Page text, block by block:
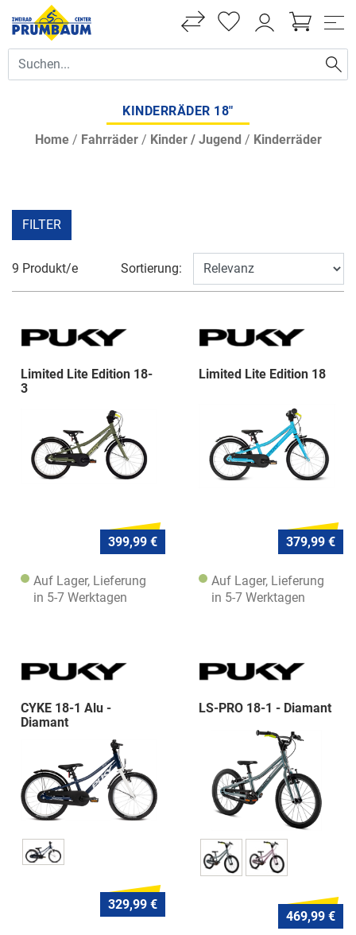
KINDERRÄDER 18"
Home/ Fahrräder/ Kinder / Jugend / Kinderräder
FILTER
9 Produkt/e Sortierung:
Limited Lite Edition 18-
3
399,99 €
Auf Lager, Lieferung
in 5-7 Werktagen
Limited Lite Edition 18
379,99 €
Auf Lager, Lieferung
in 5-7 Werktagen
CYKE 18-1 Alu -
Diamant
329,99 €
LS-PRO 18-1 - Diamant
469,99 €